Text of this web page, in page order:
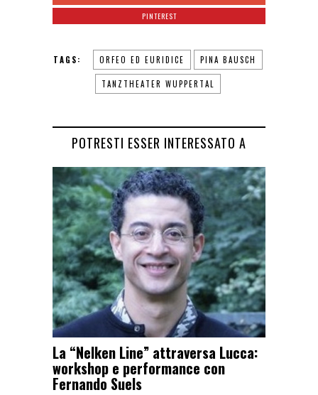
PINTEREST
TAGS: ORFEO ED EURIDICE PINA BAUSCH
TANZTHEATER WUPPERTAL
POTRESTI ESSER INTERESSATO A
La “Nelken Line” attraversa Lucca:
workshop e performance con
Fernando Suels